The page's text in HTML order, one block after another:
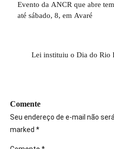
Evento da ANCR que abre
até sábado, 8, em Avaré
Lei instituiu o Dia do Rio
Comente
Seu endereço de e-mail não
marked *